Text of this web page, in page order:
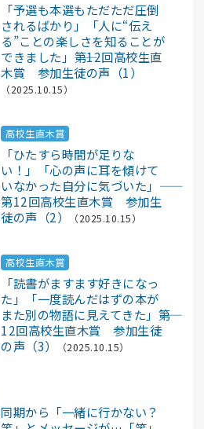
「予選も本選もただただ圧倒
されるばかり」「人に“伝え
る”ことの楽しさを知ることが
できました」――第12回高校生直
木賞 参加生徒の声（1）
（2025.10.15）
高校生直木賞
「ひたすら時間が足りな
い！」「心の声に耳を傾けて
いなかった自分に気づいた」――
第12回高校生直木賞 参加生
徒の声（2）
（2025.10.15）
高校生直木賞
「読書がますます好きになっ
た」「一度読んだはずの本が
また別の物語に見えてきた」――第
12回高校生直木賞 参加生徒
の声（3）
（2025.10.15）
同期から「一緒に行かない？